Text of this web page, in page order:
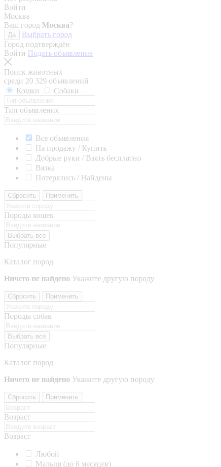
Войти
Москва
Ваш город Москва?
Да
Выбрать город
Город подтверждён
Войти Подать объявление
Поиск животных
среди 20 329 объявлений
Кошки
Собаки
Тип объявления
Все объявления
На продажу / Купить
Добрые руки / Взять бесплатно
Вязка
Потерялись / Найдены
Сбросить Применить
Породы кошек
Выбрать все
Популярные
Каталог пород
Ничего не найдено Укажите другую породу
Сбросить Применить
Породы собак
Выбрать все
Популярные
Каталог пород
Ничего не найдено Укажите другую породу
Сбросить Применить
Возраст
Возраст
Любой
Малыш (до 6 месяцев)